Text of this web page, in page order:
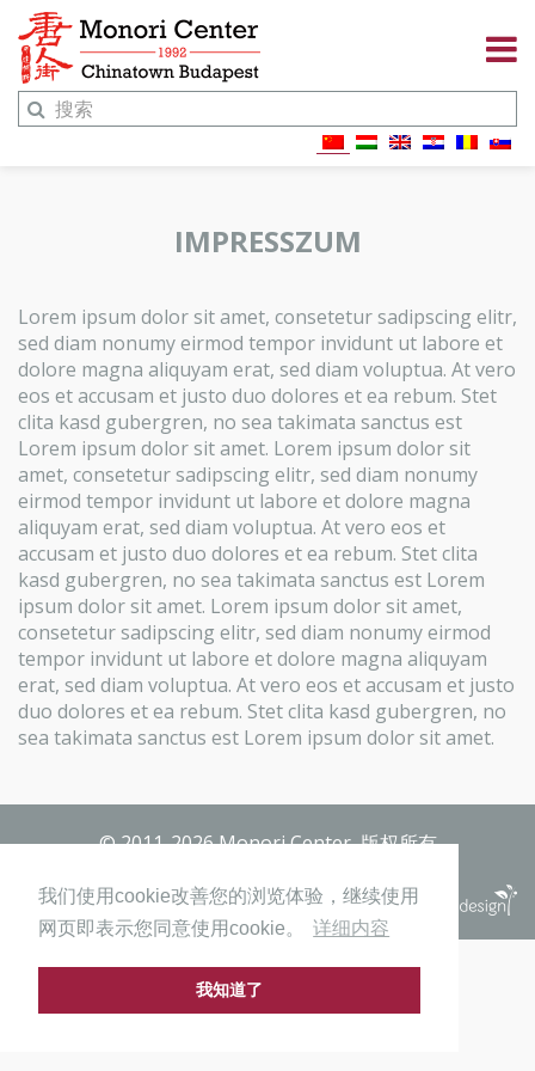
我们使用cookie改善您的浏览体验，继续使用
网页即表示您同意使用cookie。
详细内容
我知道了
IMPRESSZUM
Lorem ipsum dolor sit amet, consetetur sadipscing elitr,
sed diam nonumy eirmod tempor invidunt ut labore et
dolore magna aliquyam erat, sed diam voluptua. At vero
eos et accusam et justo duo dolores et ea rebum. Stet
clita kasd gubergren, no sea takimata sanctus est
Lorem ipsum dolor sit amet. Lorem ipsum dolor sit
amet, consetetur sadipscing elitr, sed diam nonumy
eirmod tempor invidunt ut labore et dolore magna
aliquyam erat, sed diam voluptua. At vero eos et
accusam et justo duo dolores et ea rebum. Stet clita
kasd gubergren, no sea takimata sanctus est Lorem
ipsum dolor sit amet. Lorem ipsum dolor sit amet,
consetetur sadipscing elitr, sed diam nonumy eirmod
tempor invidunt ut labore et dolore magna aliquyam
erat, sed diam voluptua. At vero eos et accusam et justo
duo dolores et ea rebum. Stet clita kasd gubergren, no
sea takimata sanctus est Lorem ipsum dolor sit amet.
© 2011-2026 Monori Center, 版权所有